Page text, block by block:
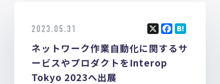
2023.05.31
ネットワーク作業自動化に関するサ
ービスやプロダクトをInterop
Tokyo 2023へ出展
a
ce
b
at